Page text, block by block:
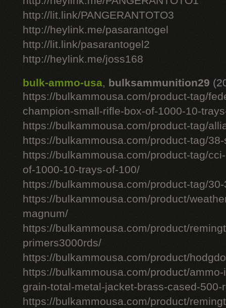
http://lit.link/PANGERANTOTO3
http://heylink.me/pasarantogel
http://lit.link/pasarantogel2
http://heylink.me/joss168
bulk-ammo-usa, bulksammunition29
https://bulkammousa.com/product-tag/
champion-small-rifle-box-of-1000-10-
https://bulkammousa.com/product-tag/
https://bulkammousa.com/product-tag/
https://bulkammousa.com/product-tag/
of-1000-10-trays-of-100/
https://bulkammousa.com/product-tag/
https://bulkammousa.com/product/
magnum/
https://bulkammousa.com/product/
primers3000rds/
https://bulkammousa.com/product/
https://bulkammousa.com/product/
grain-total-metal-jacket-brass-cased-500-
https://bulkammousa.com/product/